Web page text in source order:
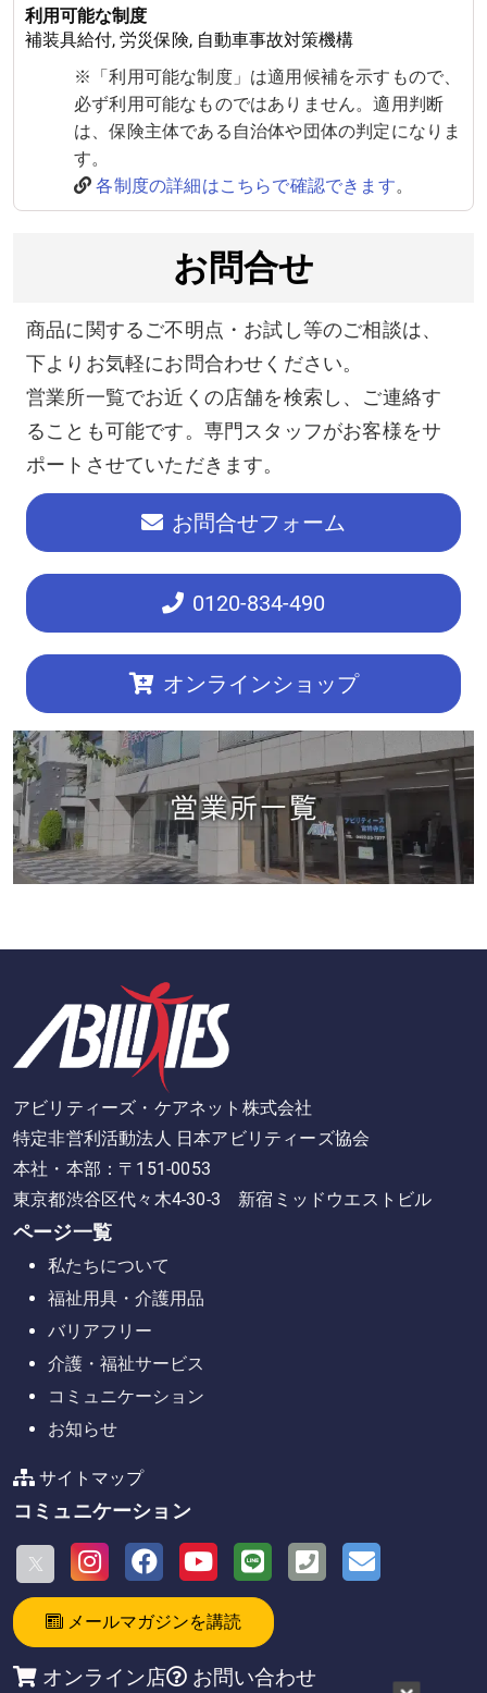
利用可能な制度
補装具給付, 労災保険, 自動車事故対策機構
※「利用可能な制度」は適用候補を示すもので、
必ず利用可能なものではありません。適用判断
は、保険主体である自治体や団体の判定になりま
す。
各制度の詳細はこちらで確認できます。
お問合せ
商品に関するご不明点・お試し等のご相談は、
下よりお気軽にお問合わせください。
営業所一覧でお近くの店舗を検索し、ご連絡す
ることも可能です。専門スタッフがお客様をサ
ポートさせていただきます。
お問合せフォーム
0120-834-490
オンラインショップ
アビリティーズ・ケアネット株式会社
特定非営利活動法人 日本アビリティーズ協会
本社・本部：〒151-0053
東京都渋谷区代々木4-30-3 新宿ミッドウエストビル
ページ一覧
私たちについて
福祉用具・介護用品
バリアフリー
介護・福祉サービス
コミュニケーション
お知らせ
サイトマップ
コミュニケーション
メールマガジンを講読
オンライン店 お問い合わせ